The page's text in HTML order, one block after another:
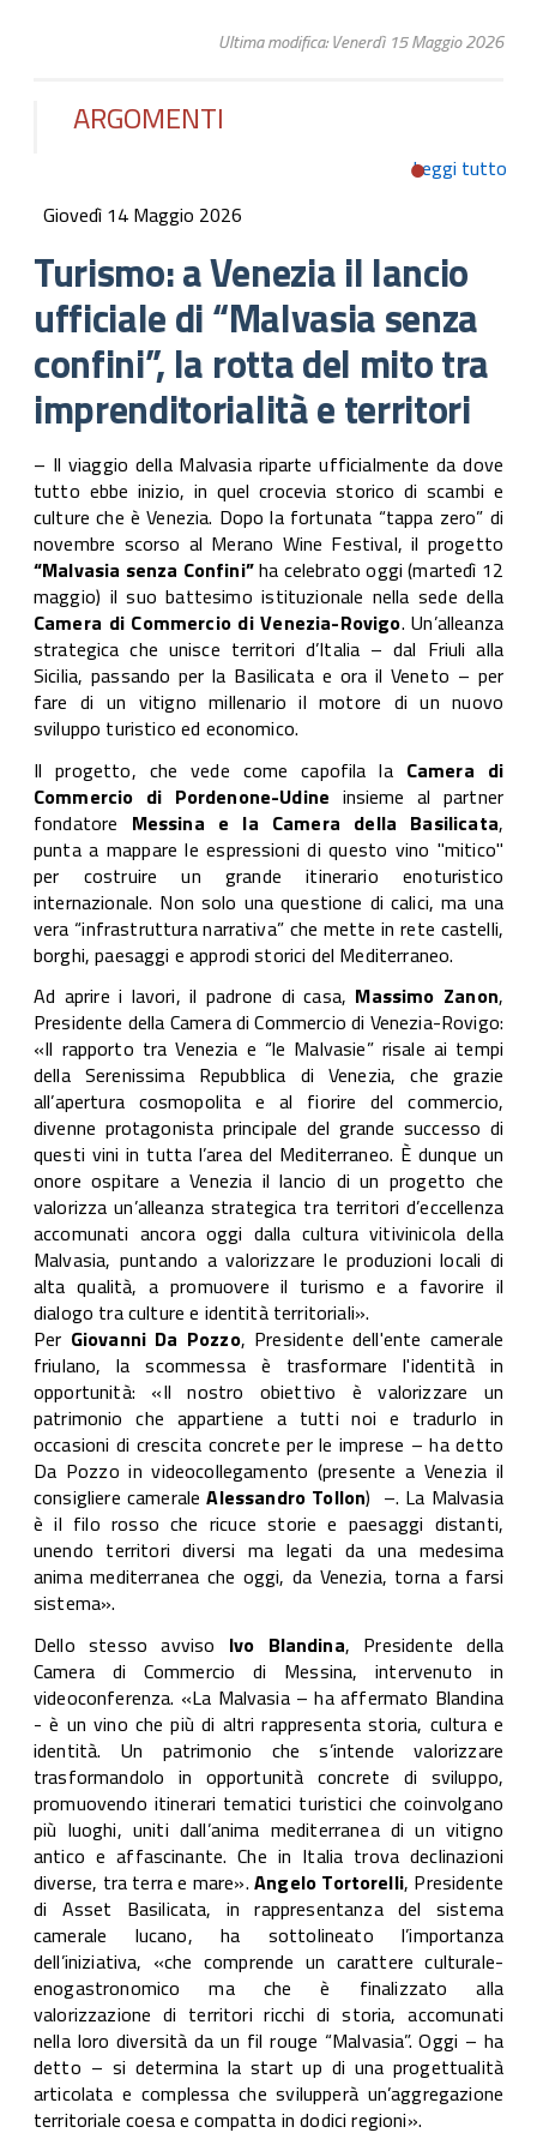
Ultima modifica: Venerdì 15 Maggio 2026
ARGOMENTI
Leggi tutto
Giovedì 14 Maggio 2026
Turismo: a Venezia il lancio
ufficiale di “Malvasia senza
confini”, la rotta del mito tra
imprenditorialità e territori
– Il viaggio della Malvasia riparte ufficialmente da dove
tutto ebbe inizio, in quel crocevia storico di scambi e
culture che è Venezia. Dopo la fortunata “tappa zero” di
novembre scorso al Merano Wine Festival, il progetto
“Malvasia senza Confini”ha celebrato oggi (martedì 12
maggio) il suo battesimo istituzionale nella sede della
Camera di Commercio di Venezia-Rovigo. Un’alleanza
strategica che unisce territori d’Italia – dal Friuli alla
Sicilia, passando per la Basilicata e ora il Veneto – per
fare di un vitigno millenario il motore di un nuovo
sviluppo turistico ed economico.
Il progetto, che vede come capofila la Camera di
Commercio di Pordenone-Udine insieme al partner
fondatore Messina e la Camera della Basilicata,
punta a mappare le espressioni di questo vino "mitico"
per costruire un grande itinerario enoturistico
internazionale. Non solo una questione di calici, ma una
vera “infrastruttura narrativa” che mette in rete castelli,
borghi, paesaggi e approdi storici del Mediterraneo.
Ad aprire i lavori, il padrone di casa, Massimo Zanon,
Presidente della Camera di Commercio di Venezia-Rovigo:
«Il rapporto tra Venezia e “le Malvasie” risale ai tempi
della Serenissima Repubblica di Venezia, che grazie
all’apertura cosmopolita e al fiorire del commercio,
divenne protagonista principale del grande successo di
questi vini in tutta l’area del Mediterraneo. È dunque un
onore ospitare a Venezia il lancio di un progetto che
valorizza un’alleanza strategica tra territori d’eccellenza
accomunati ancora oggi dalla cultura vitivinicola della
Malvasia, puntando a valorizzare le produzioni locali di
alta qualità, a promuovere il turismo e a favorire il
dialogo tra culture e identità territoriali».
Per Giovanni Da Pozzo, Presidente dell'ente camerale
friulano, la scommessa è trasformare l'identità in
opportunità: «Il nostro obiettivo è valorizzare un
patrimonio che appartiene a tutti noi e tradurlo in
occasioni di crescita concrete per le imprese – ha detto
Da Pozzo in videocollegamento (presente a Venezia il
consigliere cameraleAlessandro Tollon) –. La Malvasia
è il filo rosso che ricuce storie e paesaggi distanti,
unendo territori diversi ma legati da una medesima
anima mediterranea che oggi, da Venezia, torna a farsi
sistema».
Dello stesso avviso Ivo Blandina, Presidente della
Camera di Commercio di Messina, intervenuto in
videoconferenza. «La Malvasia – ha affermato Blandina
- è un vino che più di altri rappresenta storia, cultura e
identità. Un patrimonio che s’intende valorizzare
trasformandolo in opportunità concrete di sviluppo,
promuovendo itinerari tematici turistici che coinvolgano
più luoghi, uniti dall’anima mediterranea di un vitigno
antico e affascinante. Che in Italia trova declinazioni
diverse, tra terra e mare».Angelo Tortorelli, Presidente
di Asset Basilicata, in rappresentanza del sistema
camerale lucano, ha sottolineato l’importanza
dell’iniziativa, «che comprende un carattere culturale-
enogastronomico ma che è finalizzato alla
valorizzazione di territori ricchi di storia, accomunati
nella loro diversità da un fil rouge “Malvasia”. Oggi – ha
detto – si determina la start up di una progettualità
articolata e complessa che svilupperà un’aggregazione
territoriale coesa e compatta in dodici regioni».